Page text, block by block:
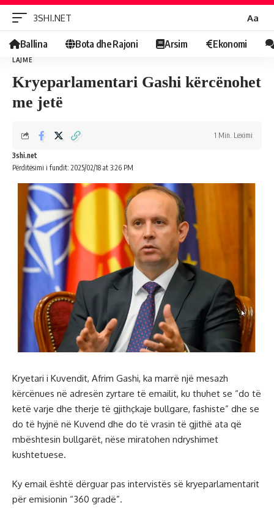
3SHI.NET
Fontin
Aa
Ballina Bota dhe Rajoni Arsim Ekonomi
LAJME
Kryeparlamentari Gashi kërcënohet
me jetë
Përditësimi i fundit: 2025/02/18 at 3:26 PM
3shi.net
1 Min. Leximi
Kryetari i Kuvendit, Afrim Gashi, ka marrë një mesazh
kërcënues në adresën zyrtare të emailit, ku thuhet se “do të
ketë varje dhe therje të gjithçkaje bullgare, fashiste” dhe se
do të hyjnë në Kuvend dhe do të vrasin të gjithë ata që
mbështesin bullgarët, nëse miratohen ndryshimet
kushtetuese.
Ky email është dërguar pas intervistës së kryeparlamentarit
për emisionin “360 gradë”.